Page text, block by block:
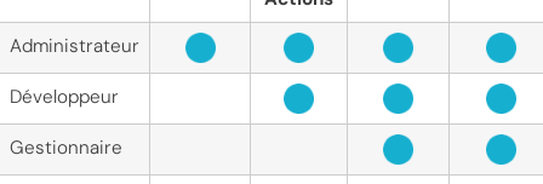
Administrateur
Développeur
Gestionnaire